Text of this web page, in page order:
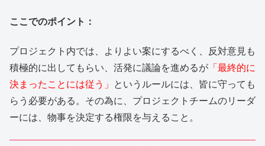
ここでのポイント：
プロジェクト内では、よりよい案にするべく、反対意見も
積極的に出してもらい、活発に議論を進めるが 「最終的に
決まったことには従う」
というルールには、皆に守っても
らう必要がある。その為に、プロジェクトチームのリーダ
ーには、物事を決定する権限を与えること。